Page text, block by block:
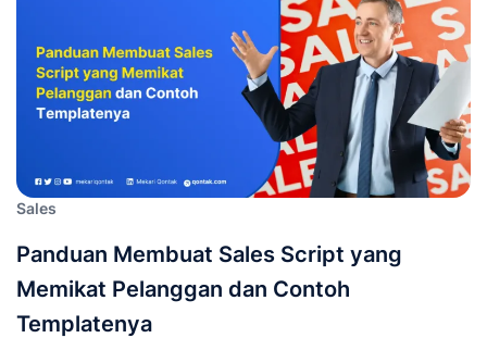
Sales
Panduan Membuat Sales Script yang
Memikat Pelanggan dan Contoh
Templatenya